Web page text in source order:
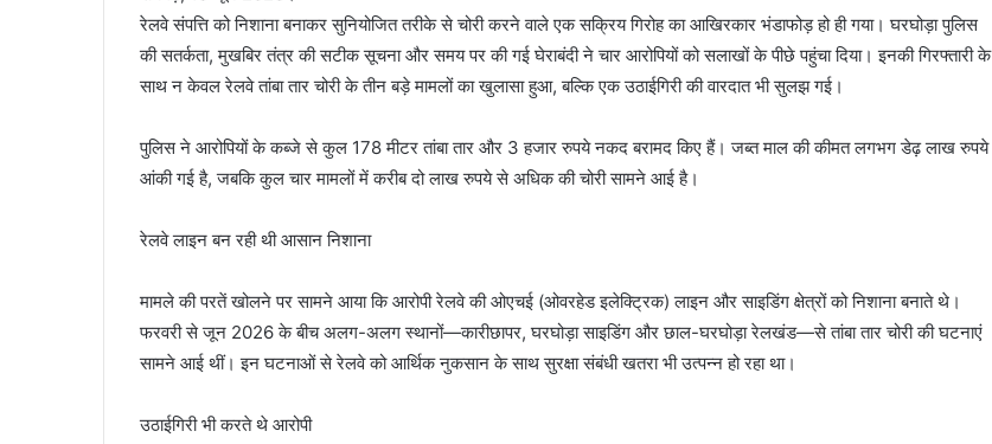
रेलवे संपत्ति को निशाना बनाकर सुनियोजित तरीके से चोरी करने वाले एक सक्रिय गिरोह का आखिरकार भंडाफोड़ हो ही गया। घरघोड़ा पुलिस
की सतर्कता, मुखबिर तंत्र की सटीक सूचना और समय पर की गई घेराबंदी ने चार आरोपियों को सलाखों के पीछे पहुंचा दिया। इनकी गिरफ्तारी के
साथ न केवल रेलवे तांबा तार चोरी के तीन बड़े मामलों का खुलासा हुआ, बल्कि एक उठाईगिरी की वारदात भी सुलझ गई।
पुलिस ने आरोपियों के कब्जे से कुल 178 मीटर तांबा तार और 3 हजार रुपये नकद बरामद किए हैं। जब्त माल की कीमत लगभग डेढ़ लाख रुपये
आंकी गई है, जबकि कुल चार मामलों में करीब दो लाख रुपये से अधिक की चोरी सामने आई है।
रेलवे लाइन बन रही थी आसान निशाना
मामले की परतें खोलने पर सामने आया कि आरोपी रेलवे की ओएचई (ओवरहेड इलेक्ट्रिक) लाइन और साइडिंग क्षेत्रों को निशाना बनाते थे।
फरवरी से जून 2026 के बीच अलग-अलग स्थानों—कारीछापर, घरघोड़ा साइडिंग और छाल-घरघोड़ा रेलखंड—से तांबा तार चोरी की घटनाएं
सामने आई थीं। इन घटनाओं से रेलवे को आर्थिक नुकसान के साथ सुरक्षा संबंधी खतरा भी उत्पन्न हो रहा था।
उठाईगिरी भी करते थे आरोपी